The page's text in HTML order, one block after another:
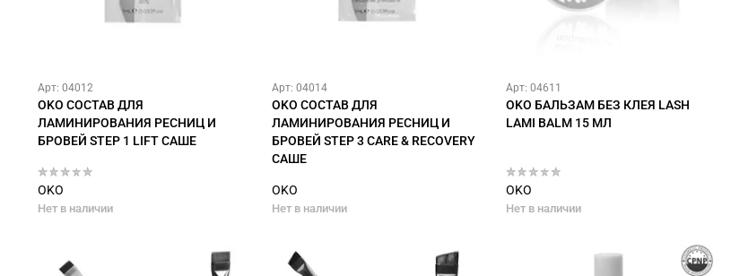
Арт: 04012
OKO СОСТАВ ДЛЯ
ЛАМИНИРОВАНИЯ РЕСНИЦ И
БРОВЕЙ STEP 1 LIFT САШЕ
OKO
Нет в наличии
Арт: 04014
OKO СОСТАВ ДЛЯ
ЛАМИНИРОВАНИЯ РЕСНИЦ И
БРОВЕЙ STEP 3 CARE & RECOVERY
САШЕ
OKO
Нет в наличии
Арт: 04611
OKO БАЛЬЗАМ БЕЗ КЛЕЯ LASH
LAMI BALM 15 МЛ
OKO
Нет в наличии